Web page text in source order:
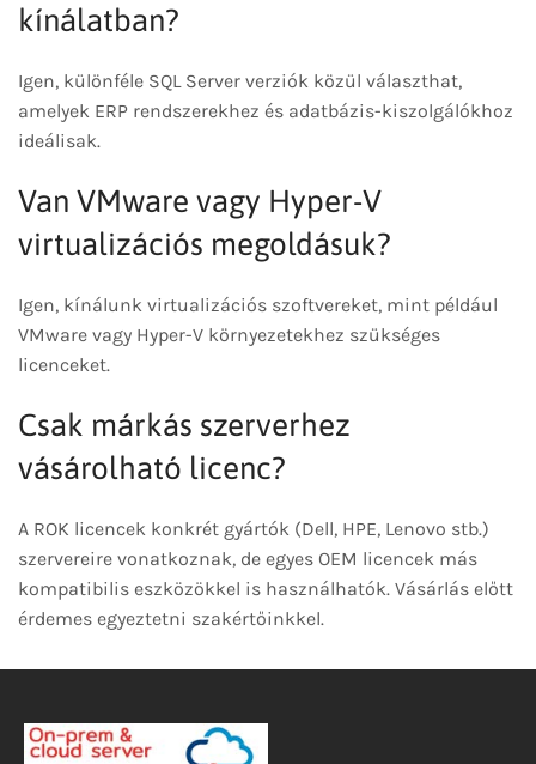
kínálatban?
Igen, különféle SQL Server verziók közül választhat,
amelyek ERP rendszerekhez és adatbázis-kiszolgálókhoz
ideálisak.
Van VMware vagy Hyper-V
virtualizációs megoldásuk?
Igen, kínálunk virtualizációs szoftvereket, mint például
VMware vagy Hyper-V környezetekhez szükséges
licenceket.
Csak márkás szerverhez
vásárolható licenc?
A ROK licencek konkrét gyártók (Dell, HPE, Lenovo stb.)
szervereire vonatkoznak, de egyes OEM licencek más
kompatibilis eszközökkel is használhatók. Vásárlás előtt
érdemes egyeztetni szakértőinkkel.